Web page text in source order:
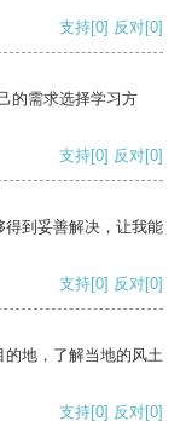
支持[0] 反对[0]
的需求选择学习方
支持[0] 反对[0]
到妥善解决，让我能
支持[0] 反对[0]
地，了解当地的风土
支持[0] 反对[0]